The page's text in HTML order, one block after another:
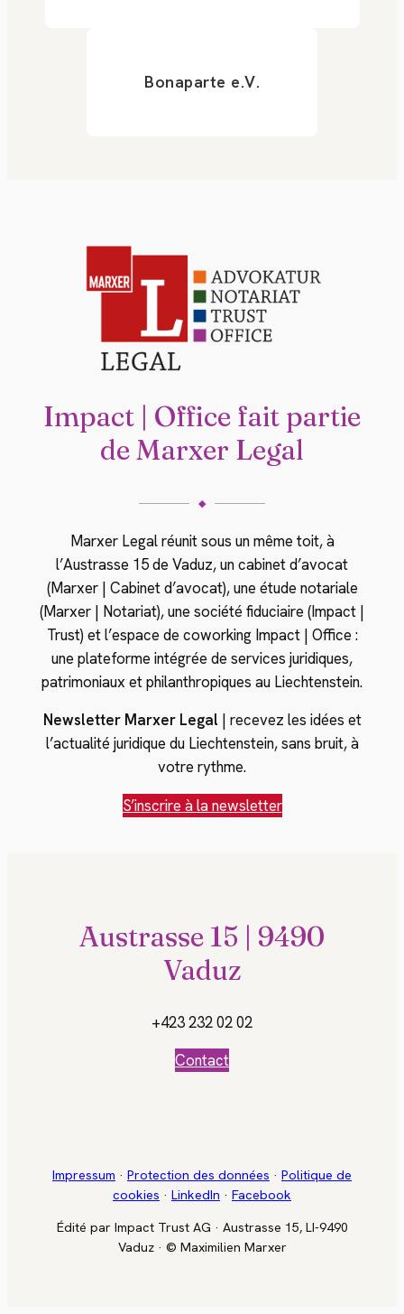
Bonaparte e.V.
Impact | Office fait partie
de Marxer Legal
◆
Marxer Legal réunit sous un même toit, à
l’Austrasse 15 de Vaduz, un cabinet d’avocat
(Marxer | Cabinet d’avocat), une étude notariale
(Marxer | Notariat), une société fiduciaire (Impact |
Trust) et l’espace de coworking Impact | Office :
une plateforme intégrée de services juridiques,
patrimoniaux et philanthropiques au Liechtenstein.
Newsletter Marxer Legal | recevez les idées et
l’actualité juridique du Liechtenstein, sans bruit, à
votre rythme.
S’inscrire à la newsletter
Austrasse 15 | 9490
Vaduz
+423 232 02 02
Contact
Impressum · Protection des données · Politique de
cookies · LinkedIn · Facebook
Édité par Impact Trust AG · Austrasse 15, LI-9490
Vaduz · © Maximilien Marxer